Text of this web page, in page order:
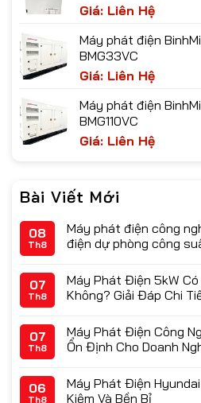
Giá: Liên Hệ
Máy phát điện
BMG33VC
Giá: Liên Hệ
Máy phát điện
BMG110VC
Giá: Liên Hệ
Bài Viết Mới
08
Th8
Máy phát điện công
điện dự phòng công
07
Th8
Máy Phát Điện 5kW
Không? Giải Đáp Chi
07
Th8
Máy Phát Điện Công
Ổn Định Cho Doanh
06
Th8
Máy Phát Điện
Kiệm Và Bền Bỉ